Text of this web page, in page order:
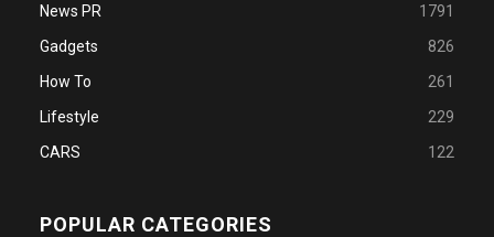
News PR
1791
Gadgets
826
How To
261
Lifestyle
229
CARS
122
POPULAR CATEGORIES